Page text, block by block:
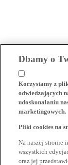
Dbamy o
Korzystamy z
odwiedzających
udoskonalaniu
marketingowych.
Pliki cookies na
Na naszej stronie
wszystkich
oraz jej